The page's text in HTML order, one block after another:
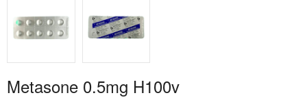
Metasone 0.5mg H100v